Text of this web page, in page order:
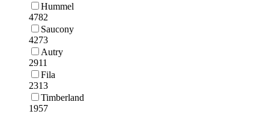
Hummel
4782
Saucony
4273
Autry
2911
Fila
2313
Timberland
1957